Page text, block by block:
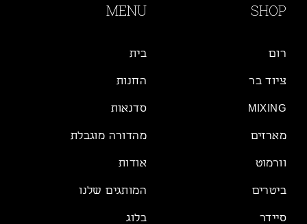
SHOP
רום
ציוד בר
MIXING
מארזים
וורמוט
ביטרים
סיידר
MENU
בית
החנות
סדנאות
מהדורה מוגבלת
אודות
המותגים שלנו
בלוג